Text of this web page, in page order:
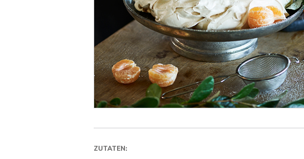
ZUTATEN: